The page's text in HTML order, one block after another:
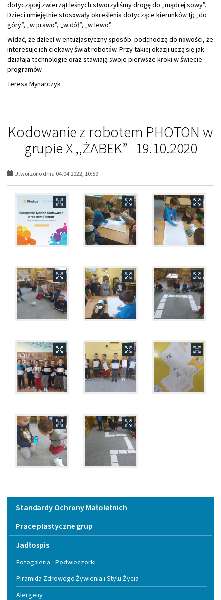
dotyczącej zwierząt leśnych stworzyliśmy drogę do „mądrej sowy”.
Dzieci umiejętnie stosowały określenia dotyczące kierunków tj; „do
góry”, „w prawo”, „w dół”, „w lewo”.
Widać, że dzieci w entuzjastyczny sposób podchodzą do nowości, że
interesuje ich ciekawy świat robotów. Przy takiej okazji uczą się jak
działają technologie oraz stawiają swoje pierwsze kroki w świecie
programów.
Teresa Mynarczyk
Kodowanie z robotem PHOTON w
grupie X ,,ŻABEK”- 19.10.2020
Utworzono dnia 04.04.2022, 10:59
Menu
Standardy Ochrony Małoletnich
Prace plastyczne grup
Jadłospis
Fotogaleria - Podwieczorki
Piramida Zdrowego Żywienia i Stylu Życia
Alergeny